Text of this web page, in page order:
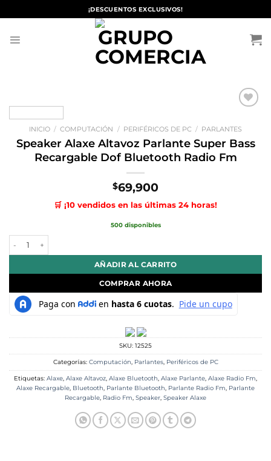
al
¡DESCUENTOS EXCLUSIVOS!
lista de
deseos
INICIO / COMPUTACIÓN / PERIFÉRICOS DE PC / PARLANTES
Speaker Alaxe Altavoz Parlante Super Bass
Recargable Dof Bluetooth Radio Fm
$69,900
🛒 ¡10 vendidos en las últimas 24 horas!
500 disponibles
AÑADIR AL CARRITO
COMPRAR AHORA
SKU: 12525
Categorías: Computación, Parlantes, Periféricos de PC
Etiquetas: Alaxe, Alaxe Altavoz, Alaxe Bluetooth, Alaxe Parlante, Alaxe Radio Fm,
Alaxe Recargable, Bluetooth, Parlante Bluetooth, Parlante Radio Fm, Parlante
Recargable, Radio Fm, Speaker, Speaker Alaxe